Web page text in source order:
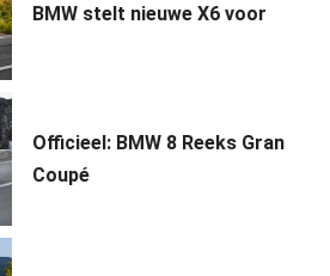
BMW stelt nieuwe X6 voor
Officieel: BMW 8 Reeks Gran
Coupé